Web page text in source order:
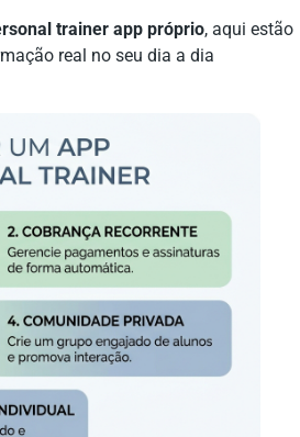
trainer app próprio, aqui estão
real no seu dia a dia